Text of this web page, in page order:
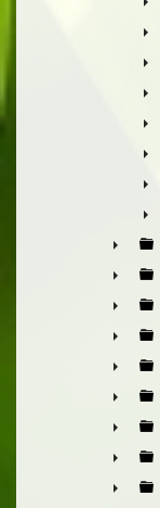
►
►
►
►
►
►
►
►
►
►
►
►
►
►
►
►